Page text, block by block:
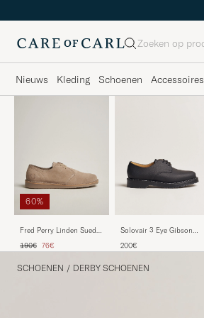
Zoeken
Nieuws Kleding Schoenen Accessoires
60%
Fred Perry Linden Suede
Reguliere prijs
190€ Verlaagd prijs
76€
Solovair 3 Eye Gibson
200€
SCHOENEN / DERBY SCHOENEN